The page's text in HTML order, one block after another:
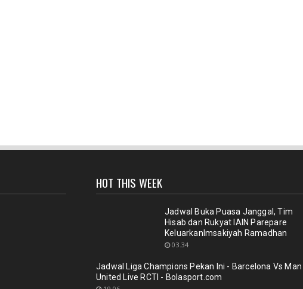
HOT THIS WEEK
Jadwal Buka Puasa Janggal, Tim
Hisab dan Rukyat IAIN Parepare
KeluarkanImsakiyah Ramadhan
03.34
Jadwal Liga Champions Pekan Ini - Barcelona Vs Man
United Live RCTI - Bolasport.com